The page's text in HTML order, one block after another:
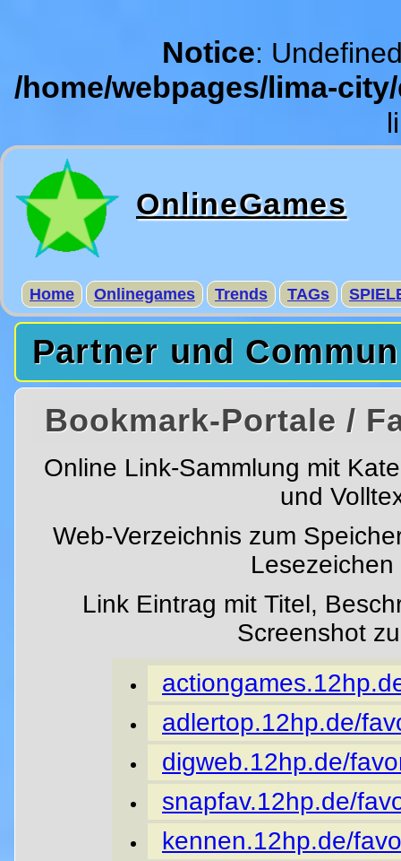
Notice:
/home/webpages/lima-
OnlineGames
Home Onlinegames Trends TAGs
Partner und
Bookmark-Portale /
Online Link-Sammlung mit
und
Web-Verzeichnis zum
Link Eintrag mit Titel,
Screenshot
adlertop.12hp.de/
digweb.12hp.de/
snapfav.12hp.de/
kennen.12hp.de/